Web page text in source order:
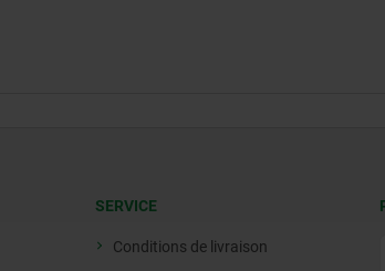
SERVICE
Conditions de livraison